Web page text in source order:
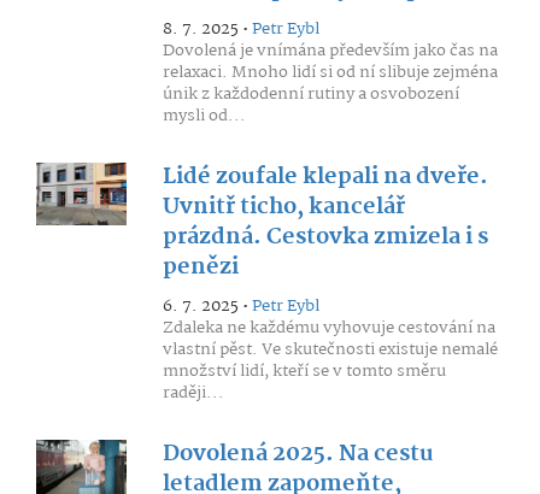
8. 7. 2025 •Petr Eybl
Dovolená je vnímána především jako čas na
relaxaci. Mnoho lidí si od ní slibuje zejména
únik z každodenní rutiny a osvobození
mysli od...
Lidé zoufale klepali na dveře.
Uvnitř ticho, kancelář
prázdná. Cestovka zmizela i s
penězi
6. 7. 2025 •Petr Eybl
Zdaleka ne každému vyhovuje cestování na
vlastní pěst. Ve skutečnosti existuje nemalé
množství lidí, kteří se v tomto směru
raději...
Dovolená 2025. Na cestu
letadlem zapomeňte,